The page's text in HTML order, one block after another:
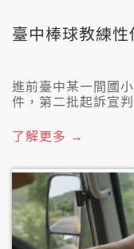
臺中棒球教練
進前臺中某一間國
件，第二批起訴宣
性問題猶是無解決。
了解更多 →